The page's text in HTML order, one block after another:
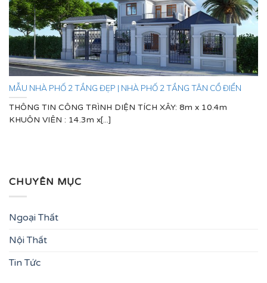
MẪU NHÀ PHỐ 2 TẦNG ĐẸP | NHÀ PHỐ 2 TẦNG TÂN CỔ ĐIỂN
THÔNG TIN CÔNG TRÌNH DIỆN TÍCH XÂY: 8m x 10.4m
KHUÔN VIÊN : 14.3m x[...]
CHUYÊN MỤC
Ngoại Thất
Nội Thất
Tin Tức